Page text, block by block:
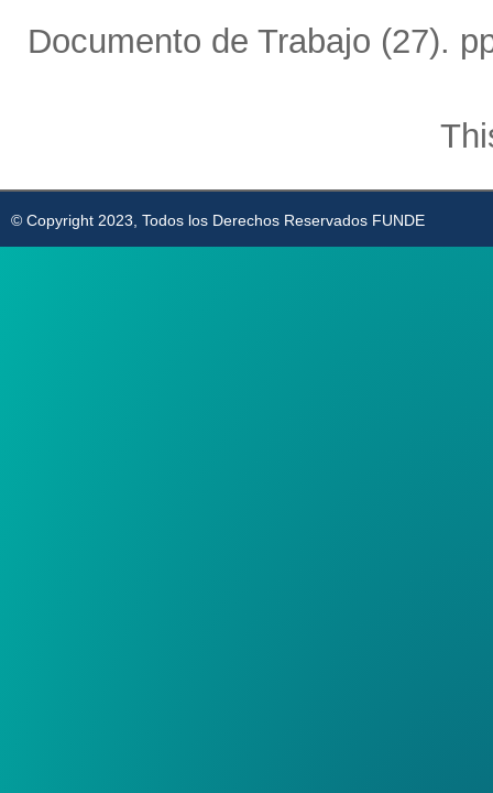
Documento de Trabajo (27).
© Copyright 2023, Todos los Derechos Reservados FUNDE